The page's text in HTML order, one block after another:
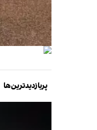
پربازدیدترین‌ها